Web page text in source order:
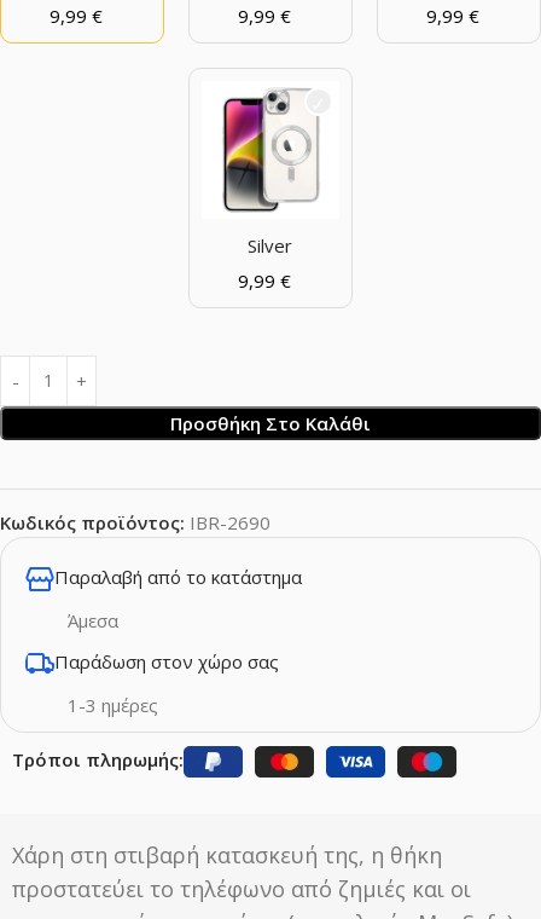
9,99 €
9,99 €
9,99 €
Silver
9,99 €
Προσθήκη Στο Καλάθι
Κωδικός προϊόντος: IBR-2690
Παραλαβή από το κατάστημα
Άμεσα
Παράδωση στον χώρο σας
1-3 ημέρες
Τρόποι πληρωμής:
Χάρη στη στιβαρή κατασκευή της, η θήκη
προστατεύει το τηλέφωνο από ζημιές και οι